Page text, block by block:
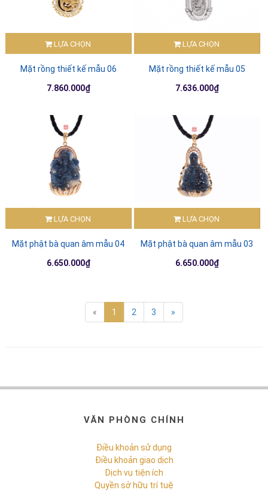
LỰA CHỌN
Mặt rồng thiết kế mẫu 06
7.860.000₫
LỰA CHỌN
Mặt rồng thiết kế mẫu 05
7.636.000₫
LỰA CHỌN
Mặt phật bà quan âm mẫu 04
6.650.000₫
LỰA CHỌN
Mặt phật bà quan âm mẫu 03
6.650.000₫
« 1 2 3 »
VĂN PHÒNG CHÍNH
Điều khoản sử dụng
Điều khoản giao dịch
Dịch vụ tiện ích
Quyền sở hữu trí tuệ